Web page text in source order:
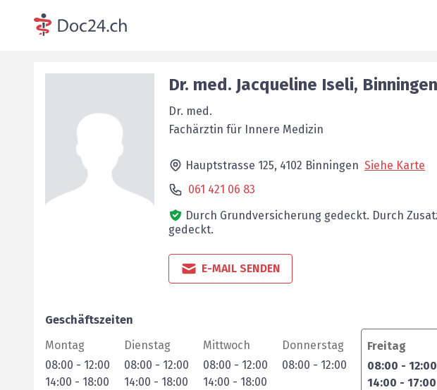
Dr. med. Jacqueline Iseli, Binningen
Dr. med.
Fachärztin für Innere Medizin
Hauptstrasse 125, 4102 Binningen Siehe Karte
061 421 06 83
Durch Grundversicherung gedeckt. Durch
gedeckt.
E-MAIL SENDEN
Geschäftszeiten
Montag
08:00 - 12:00
14:00 - 18:00
Dienstag
08:00 - 12:00
14:00 - 18:00
Mittwoch
08:00 - 12:00
14:00 - 18:00
Donnerstag
08:00 - 12:00
Freitag
08:00 - 12:00
14:00 - 17:00